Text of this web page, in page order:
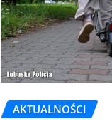
AKTUALNOŚCI